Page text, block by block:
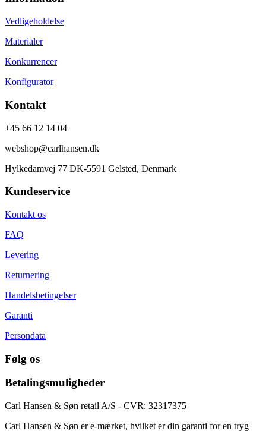
Vedligeholdelse
Materialer
Konkurrencer
Konfigurator
Kontakt
+45 66 12 14 04
webshop@carlhansen.dk
Hylkedamvej 77 DK-5591 Gelsted, Denmark
Kundeservice
Kontakt os
FAQ
Levering
Returnering
Handelsbetingelser
Garanti
Persondata
Følg os
Betalingsmuligheder
Carl Hansen & Søn retail A/S - CVR: 32317375
Carl Hansen & Søn er e-mærket, hvilket er din garanti for en tryg